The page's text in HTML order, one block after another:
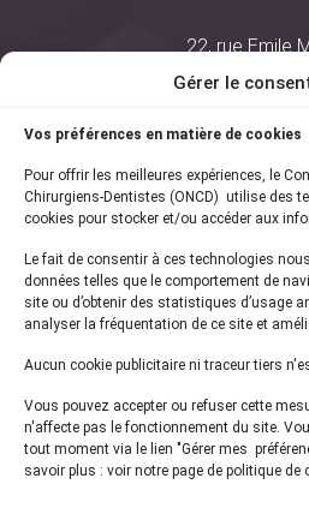
Gérer le
Vos préférences en matière de cookies
Pour offrir les meilleures expériences, le
Chirurgiens-Dentistes (ONCD) utilise des
cookies pour stocker et/ou accéder aux
Le fait de consentir à ces technologies
données telles que le comportement de
site ou d’obtenir des statistiques d’usage
analyser la fréquentation de ce site et
Aucun cookie publicitaire ni traceur tiers
Vous pouvez accepter ou refuser cette
n'affecte pas le fonctionnement du site.
tout moment via le lien "Gérer mes
savoir plus : voir notre page de politique
22, rue Emile
75761 Paris
01 44 34
Actualités
Presse
Informations
Plan du site
Inscrivez-vous à